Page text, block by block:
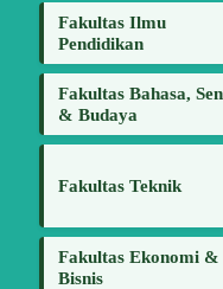
Fakultas Ilmu
Pendidikan
Fakultas Bahasa,
& Budaya
Fakultas Teknik
Fakultas Ekonomi &
Bisnis